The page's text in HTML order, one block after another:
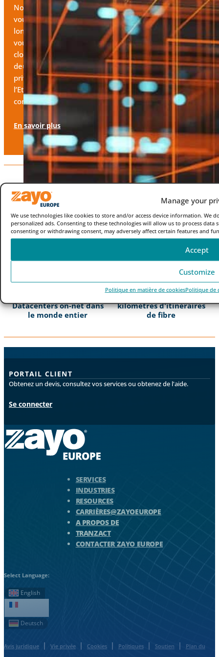
Manage your
We use technologies like cookies to store and/or access device information. We
personalized ads. Consenting to these technologies will allow us to process
consenting or withdrawing consent, may adversely affect certain features and
Accept
Customize
Politique en matière de cookiesPolitique de
Nos solutions sont conçues pour vous rencontrer là où
vous le souhaitez. Du dernier kilomètre ou de la
longue distance à la couche définie par logiciel, nous
vous connectons d’un bord à l’autre, d’un bord au
cloud, du cloud à la périphérie, et partout entre les
deux avec de la fibre noire, des réseaux de données
privés, du SD-WAN, des longueurs d’onde, de
l’Ethernet, de l’accès internet dédié et des solutions de
connectivité pour les centres de données.
En savoir plus
3,000+
Employés dans le monde
Marchés connectés dans
le monde
Datacenters on-net dans
le monde entier
kilomètres d'itinéraires
de fibre
PORTAIL CLIENT
Obtenez un devis, consultez vos services ou obtenez de l'aide.
Se connecter
SERVICES
INDUSTRIES
RESOURCES
CARRIÈRES@ZAYOEUROPE
A PROPOS DE
TRANZACT
CONTACTER ZAYO EUROPE
Select Language:
English
Deutsch
Avis juridique Vie privée Cookies Politiques Soutien
Plan du